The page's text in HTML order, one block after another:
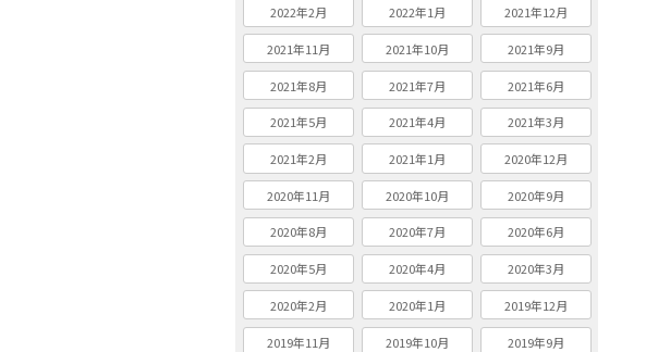
2022年2月 2022年1月 2021年12月
2021年11月 2021年10月 2021年9月
2021年8月 2021年7月 2021年6月
2021年5月 2021年4月 2021年3月
2021年2月 2021年1月 2020年12月
2020年11月 2020年10月 2020年9月
2020年8月 2020年7月 2020年6月
2020年5月 2020年4月 2020年3月
2020年2月 2020年1月 2019年12月
2019年11月 2019年10月 2019年9月